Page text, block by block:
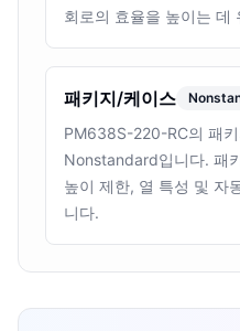
회로의 효율을 높이는 데
패키지/케이스
PM638S-220-RC의 패
Nonstandard입니다. 패
높이 제한, 열 특성 및 자
니다.